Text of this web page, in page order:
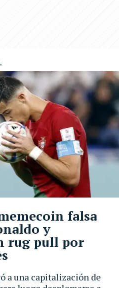
a una capitalización de
falsa
y
rug pull por